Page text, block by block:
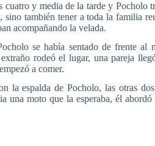
cuatro y media de la tarde y Pocholo
también tener a toda la familia
acompañando la velada.
se había sentado de frente al
rodeó el lugar, una pareja
a comer.
la espalda de Pocholo, las otras
una moto que la esperaba, él abordó